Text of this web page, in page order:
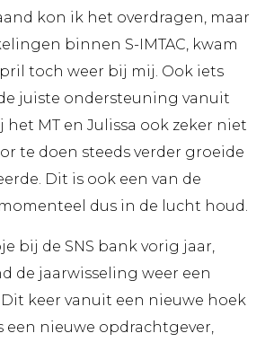
kon ik het overdragen, maar
binnen S-IMTAC, kwam
toch weer bij mij. Ook iets
juiste ondersteuning vanuit
MT en Julissa ook zeker niet
te doen steeds verder groeide
Dit is ook een van de
dus in de lucht houd.
bij de SNS bank vorig jaar,
de jaarwisseling weer een
keer vanuit een nieuwe hoek
een nieuwe opdrachtgever,